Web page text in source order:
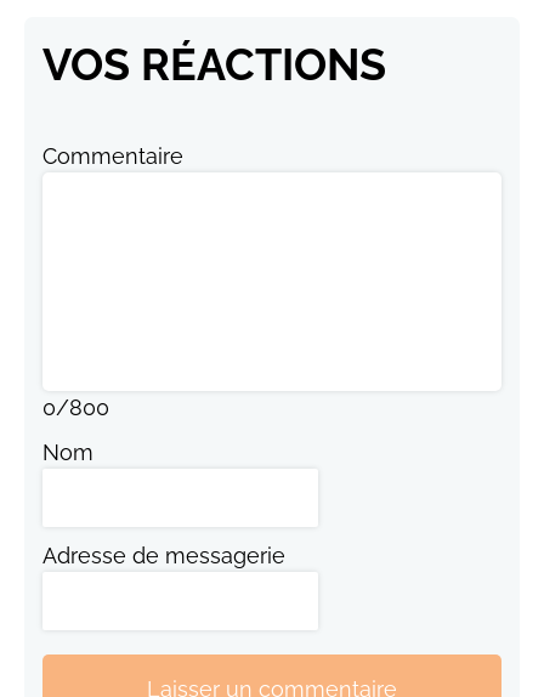
VOS RÉACTIONS
Commentaire
0/800
Nom
Adresse de messagerie
Laisser un commentaire